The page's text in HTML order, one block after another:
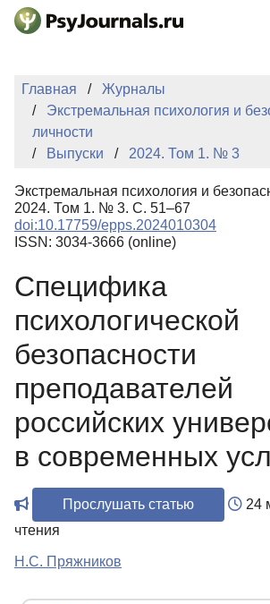
Перейти к основному содержанию
НОВОСТИ
БАЗА ЗНАНИЙ
КЛЮЧЕВЫЕ СЛОВА
Регистрация
Главная
Журналы
Экстремальная психология и
личности
Выпуски
2024. Том 1. № 3
Экстремальная психология и
2024. Том 1. № 3. С. 51–67
doi:10.17759/epps.2024010304
ISSN: 3034-3666 (online)
Специфика
психологической
безопасности
преподавателей
российских
в современных
Прослушать статью
24
чтения
Н.С. Пряжников